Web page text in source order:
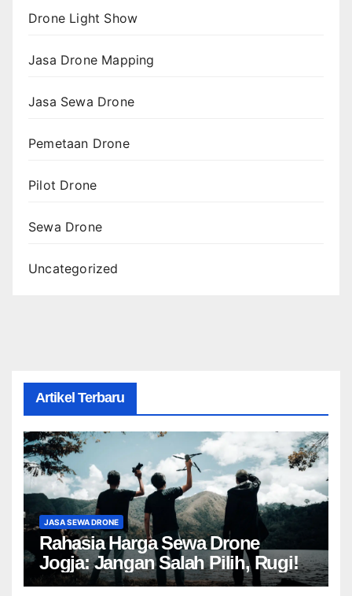
Drone Light Show
Jasa Drone Mapping
Jasa Sewa Drone
Pemetaan Drone
Pilot Drone
Sewa Drone
Uncategorized
Artikel Terbaru
JASA SEWA DRONE
Rahasia Harga Sewa Drone
Jogja: Jangan Salah Pilih, Rugi!